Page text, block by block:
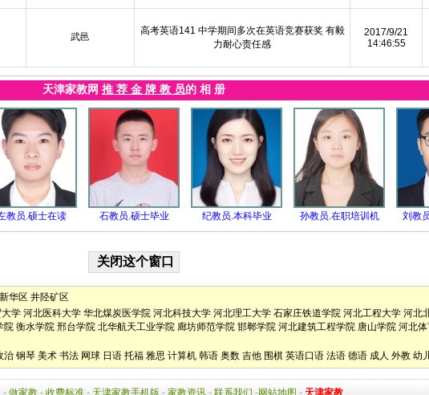
武邑
高考英语141 中学期间多次在英语竞赛获奖 有毅
力耐心责任感
2017/9/21
14:46:55
天津家教网 推 荐 金 牌 教 员的 相 册
教员.硕士在读 石教员.硕士毕业 纪教员.本科毕业 孙教员.在职培训机 刘教
新华区 井陉矿区
学 河北医科大学 华北煤炭医学院 河北科技大学 河北理工大学 石家庄铁道学院 河北工程大学 河北
院 衡水学院 邢台学院 北华航天工业学院 廊坊师范学院 邯郸学院 河北建筑工程学院 唐山学院 河北
治 钢琴 美术 书法 网球 日语 托福 雅思 计算机 韩语 奥数 吉他 围棋 英语口语 法语 德语 成人 外教 幼
- 做家教- 收费标准- 天津家教手机版 - 家教资讯- 联系我们 -网站地图 - 天津家教